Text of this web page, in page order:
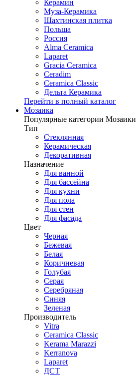
Керамин
Муза-Керамика
Шахтинская плитка
Польша
Россия
Alma Ceramica
Laparet
Gracia Ceramica
Ceradim
Ceramica Classic
Дельта Керамика
Перейти в полный каталог
Мозаика
Популярные категории Мозаики
Тип
Стеклянная
Керамическая
Декоративная
Назначение
Для ванной
Для бассейна
Для кухни
Для пола
Для стен
Для фасада
Цвет
Черная
Бежевая
Белая
Коричневая
Голубая
Серая
Серебряная
Синяя
Зеленая
Производитель
Vitra
Ceramica Classic
Kerama Marazzi
Kerranova
Laparet
ДСТ